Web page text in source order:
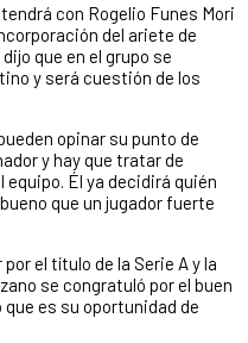
con Rogelio Funes Mori
del ariete de
que en el grupo se
y será cuestión de los
opinar su punto de
y hay que tratar de
equipo. Él ya decidirá quién
que un jugador fuerte
el título de la Serie A y la
se congratuló por el buen
es su oportunidad de